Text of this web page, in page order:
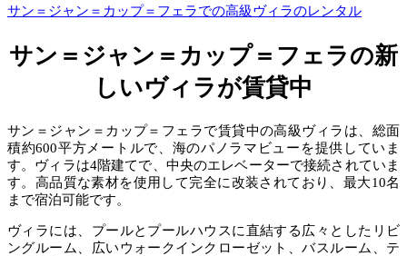
サン＝ジャン＝カップ＝フェラでの高級ヴィラのレンタル
サン＝ジャン＝カップ＝フェラの新
しいヴィラが賃貸中
サン＝ジャン＝カップ＝フェラで賃貸中の高級ヴィラは、総面
積約600平方メートルで、海のパノラマビューを提供していま
す。ヴィラは4階建てで、中央のエレベーターで接続されていま
す。高品質な素材を使用して完全に改装されており、最大10名
まで宿泊可能です。
ヴィラには、プールとプールハウスに直結する広々としたリビ
ングルーム、広いウォークインクローゼット、バスルーム、テ